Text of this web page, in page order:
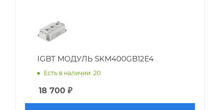
IGBT МОДУЛЬ SKM400GB12E4
Есть в наличии: 20
18 700 ₽